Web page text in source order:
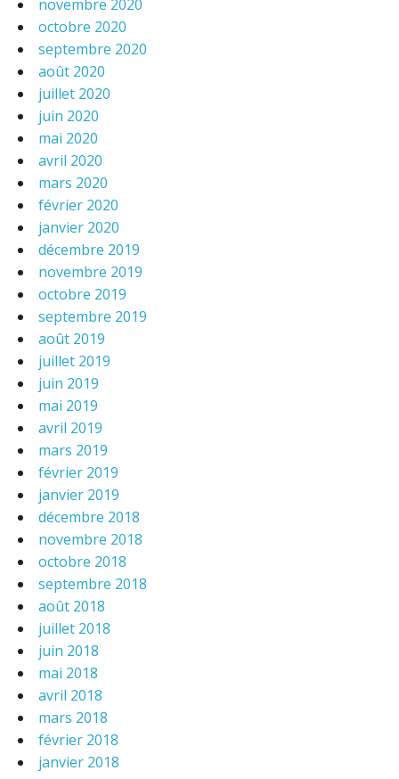
novembre 2020
octobre 2020
septembre 2020
août 2020
juillet 2020
juin 2020
mai 2020
avril 2020
mars 2020
février 2020
janvier 2020
décembre 2019
novembre 2019
octobre 2019
septembre 2019
août 2019
juillet 2019
juin 2019
mai 2019
avril 2019
mars 2019
février 2019
janvier 2019
décembre 2018
novembre 2018
octobre 2018
septembre 2018
août 2018
juillet 2018
juin 2018
mai 2018
avril 2018
mars 2018
février 2018
janvier 2018